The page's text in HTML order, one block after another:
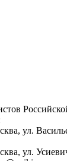
ул.
ул.